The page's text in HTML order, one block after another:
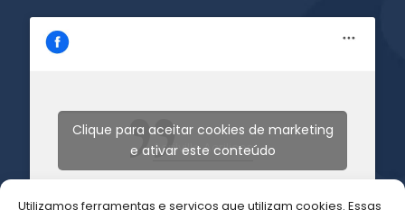
Utilizamos ferramentas e serviços que utilizam cookies. Essas
Acrilville Acrilicos
Clique para aceitar cookies de marketing
e ativar este conteúdo